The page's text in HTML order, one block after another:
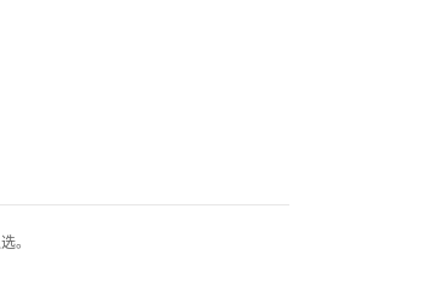
。